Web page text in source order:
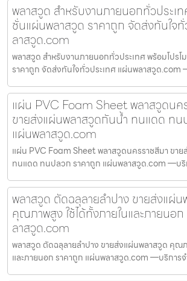
พลาสวูด สำหรับงานภายนอกทั่วประเท
ชั่นแผ่นพลาสวูด ราคาถูก จัดส่งทันใจ
ลาสวูด.com
พลาสวูด สำหรับงานภายนอกทั่วประเทศ พร้อมโปร
ราคาถูก จัดส่งทันใจทั่วประเทศ แผ่นพลาสวูด.com
แผ่น PVC Foam Sheet พลาสวูดนค
ขายส่งแผ่นพลาสวูดกันน้ำ ทนแดด ทน
แผ่นพลาสวูด.com
แผ่น PVC Foam Sheet พลาสวูดนครราชสีมา ขา
ทนแดด ทนปลวก ราคาถูก แผ่นพลาสวูด.com —บริ
พลาสวูด ตัดฉลุลายลำปาง ขายส่งแผ่
คุณภาพสูง ใช้ได้ทั้งภายในและภายนอ
ลาสวูด.com
พลาสวูด ตัดฉลุลายลำปาง ขายส่งแผ่นพลาสวูด คุณภ
และภายนอก ราคาถูก แผ่นพลาสวูด.com —บริการ